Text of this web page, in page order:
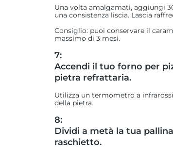
Una volta amalgamati, aggiungi
una consistenza liscia. Lascia
Consiglio: puoi conservare il
massimo di 3 mesi.
7:
Accendi il tuo forno per
pietra refrattaria.
Utilizza un termometro a
della pietra.
8:
Dividi a metà la tua
raschietto.